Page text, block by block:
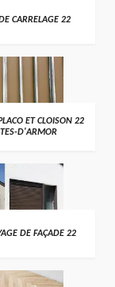
CARRELAGE 22
ET CLOISON 22
D'ARMOR
DE FAÇADE 22